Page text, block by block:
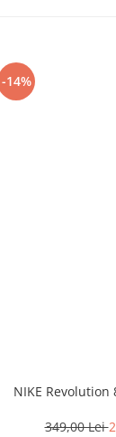
-14%
NIKE Revolution
349,00 Lei